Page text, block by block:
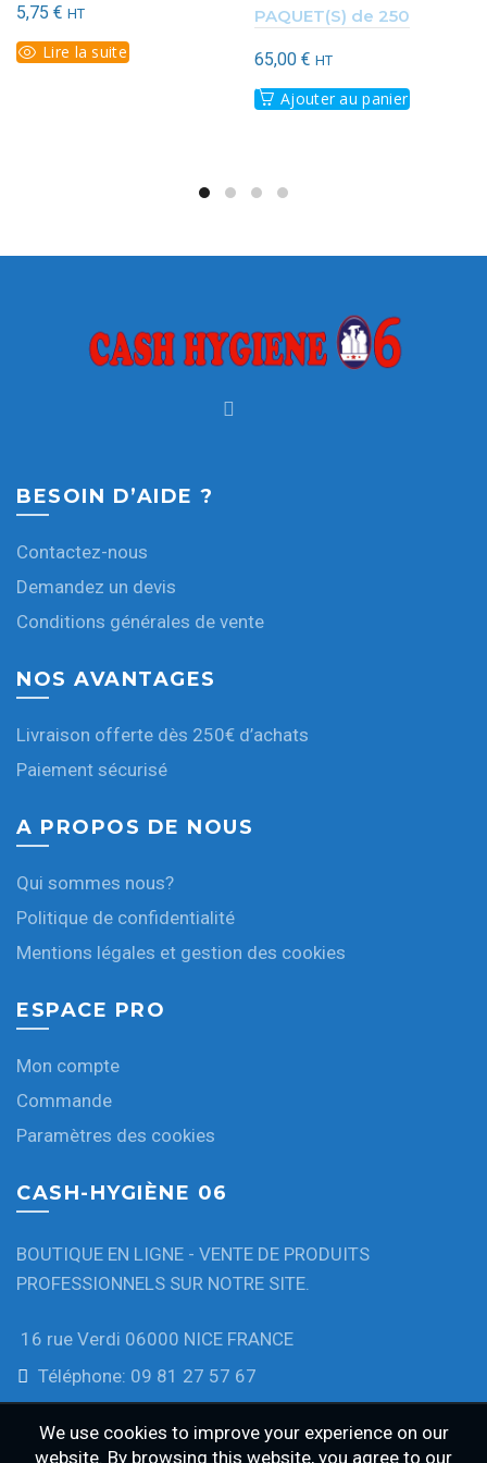
5,75 € HT
Lire la suite
PAQUET(S) de 250
65,00 € HT
Ajouter au panier
BESOIN D’AIDE ?
Contactez-nous
Demandez un devis
Conditions générales de vente
NOS AVANTAGES
Livraison offerte dès 250€ d’achats
Paiement sécurisé
A PROPOS DE NOUS
Qui sommes nous?
Politique de confidentialité
Mentions légales et gestion des cookies
ESPACE PRO
Mon compte
Commande
Paramètres des cookies
CASH-HYGIÈNE 06
BOUTIQUE EN LIGNE - VENTE DE PRODUITS
PROFESSIONNELS SUR NOTRE SITE.
16 rue Verdi 06000 NICE FRANCE
Téléphone: 09 81 27 57 67
We use cookies to improve your experience on our
website. By browsing this website, you agree to our